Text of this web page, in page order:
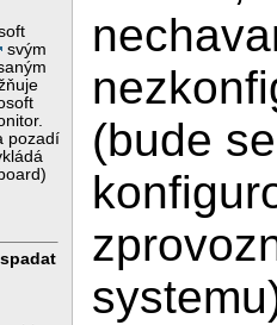
svým
pozadí
(bude se